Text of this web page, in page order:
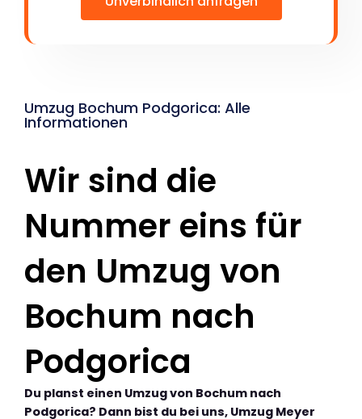
Umzug Bochum Podgorica: Alle
Informationen
Wir sind die
Nummer eins für
den Umzug von
Bochum nach
Podgorica
Du planst einen Umzug von Bochum nach
Podgorica? Dann bist du bei uns, Umzug Meyer